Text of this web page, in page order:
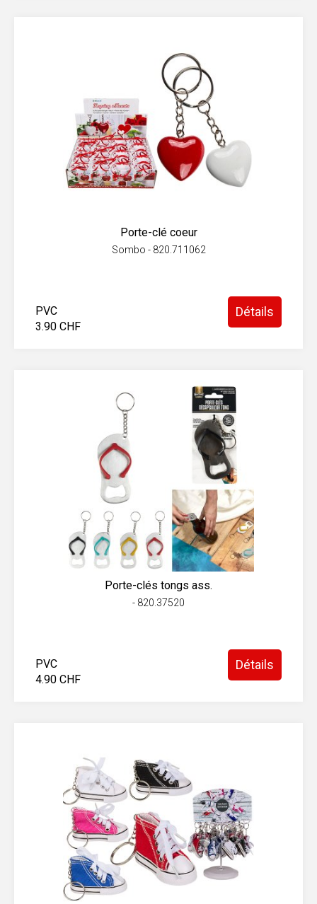
Porte-clé coeur
Sombo - 820.711062
PVC
3.90 CHF
Détails
Porte-clés tongs ass.
- 820.37520
PVC
4.90 CHF
Détails